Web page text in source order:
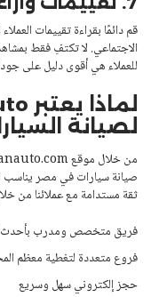
الاجتماعي. لا تكتفِ فقط
للعملاء هي أقوى دليل على
لصيانة
صيانة سيارات في مصر يناسب
ثقة مستدامة مع عملائنا من
فريق متخصص ومدرب بأحدث
فروع متعددة لتغطية معظم
حجز إلكتروني سهل وسريع